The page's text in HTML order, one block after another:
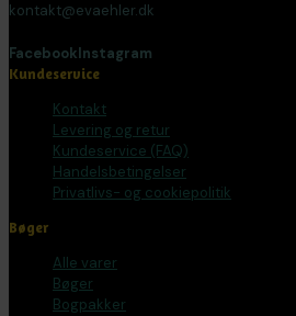
kontakt@evaehler.dk
FacebookInstagram
Kundeservice
Kontakt
Levering og retur
Kundeservice (FAQ)
Handelsbetingelser
Privatlivs- og cookiepolitik
Bøger
Alle varer
Bøger
Bogpakker